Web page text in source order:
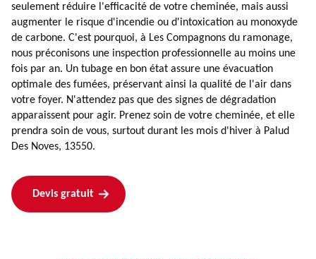
seulement réduire l'efficacité de votre cheminée, mais aussi
augmenter le risque d'incendie ou d'intoxication au monoxyde
de carbone. C'est pourquoi, à Les Compagnons du ramonage,
nous préconisons une inspection professionnelle au moins une
fois par an. Un tubage en bon état assure une évacuation
optimale des fumées, préservant ainsi la qualité de l'air dans
votre foyer. N'attendez pas que des signes de dégradation
apparaissent pour agir. Prenez soin de votre cheminée, et elle
prendra soin de vous, surtout durant les mois d'hiver à Palud
Des Noves, 13550.
Devis gratuit